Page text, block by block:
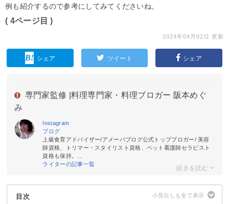
例も紹介するので参考にしてみてくださいね。
( 4ページ目 )
2024年04月02日 更新
シェア ツイート シェア
専門家監修 | 料理専門家・料理ブロガー 阪本めぐ
み
Instagram
ブログ
上級食育アドバイザー/アメーバブログ公式トップブロガー/ 美容
師資格、トリマー・スタイリスト資格、ペット看護師セラピスト
資格も保持。...
ライターの記事一覧
目次